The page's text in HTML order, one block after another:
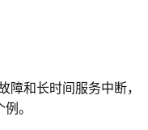
障和长时间服务中断，
。